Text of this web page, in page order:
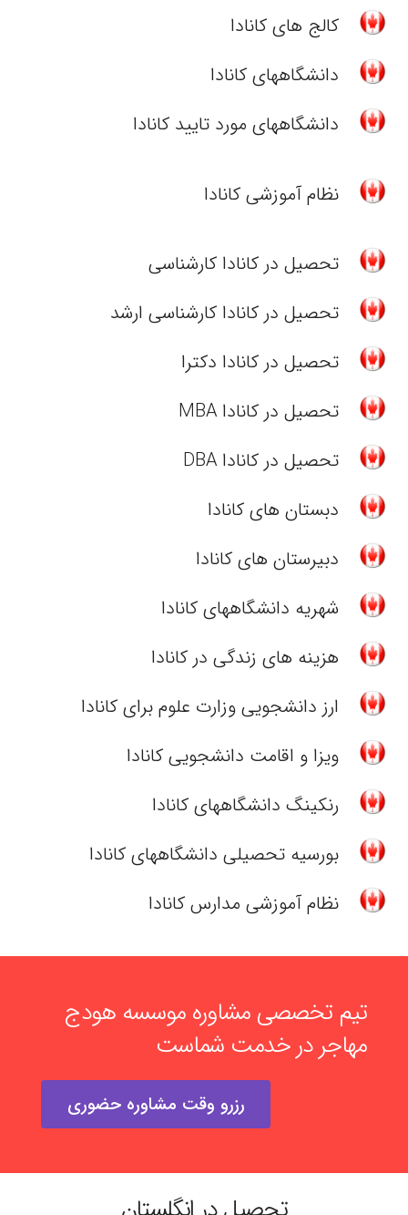
کالج های کانادا
دانشگاههای کانادا
دانشگاههای مورد تایید کانادا
نظام آموزشی کانادا
تحصیل در کانادا کارشناسی
تحصیل در کانادا کارشناسی ارشد
تحصیل در کانادا دکترا
تحصیل در کانادا MBA
تحصیل در کانادا DBA
دبستان های کانادا
دبیرستان های کانادا
شهریه دانشگاههای کانادا
هزینه های زندگی در کانادا
ارز دانشجویی وزارت علوم برای کانادا
ویزا و اقامت دانشجویی کانادا
رنکینگ دانشگاههای کانادا
بورسیه تحصیلی دانشگاههای کانادا
نظام آموزشی مدارس کانادا
تیم تخصصی مشاوره موسسه هودج
مهاجر در خدمت شماست
رزرو وقت مشاوره حضوری